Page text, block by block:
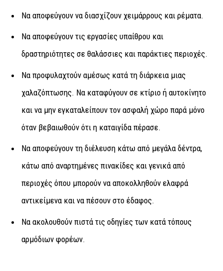
Να αποφεύγουν να διασχίζουν χειμάρρους και ρέματα.
Να αποφεύγουν τις εργασίες υπαίθρου και
δραστηριότητες σε θαλάσσιες και παράκτιες περιοχές.
Να προφυλαχτούν αμέσως κατά τη διάρκεια μιας
χαλαζόπτωσης. Να καταφύγουν σε κτίριο ή αυτοκίνητο
και να μην εγκαταλείπουν τον ασφαλή χώρο παρά μόνο
όταν βεβαιωθούν ότι η καταιγίδα πέρασε.
Να αποφεύγουν τη διέλευση κάτω από μεγάλα δέντρα,
κάτω από αναρτημένες πινακίδες και γενικά από
περιοχές όπου μπορούν να αποκολληθούν ελαφρά
αντικείμενα και να πέσουν στο έδαφος.
Να ακολουθούν πιστά τις οδηγίες των κατά τόπους
αρμόδιων φορέων.